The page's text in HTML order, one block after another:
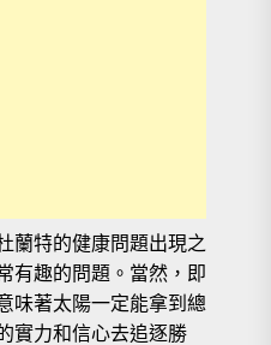
蘭特的健康問題出現之
有趣的問題。當然，即
味著太陽一定能拿到總
實力和信心去追逐勝